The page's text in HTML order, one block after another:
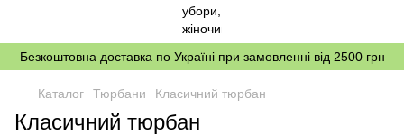
Безкоштовна доставка по Україні при замовленні від 2500 грн
Каталог Тюрбани Класичний тюрбан
Класичний тюрбан